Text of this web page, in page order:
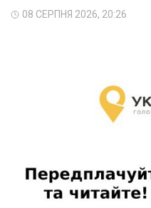
08 СЕРПНЯ 2026, 20:26